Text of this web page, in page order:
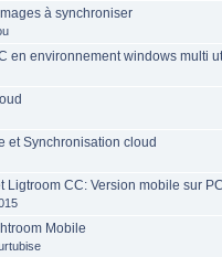
à synchroniser
en environnement windows multi
et Synchronisation cloud
Ligtroom CC: Version mobile sur
Mobile